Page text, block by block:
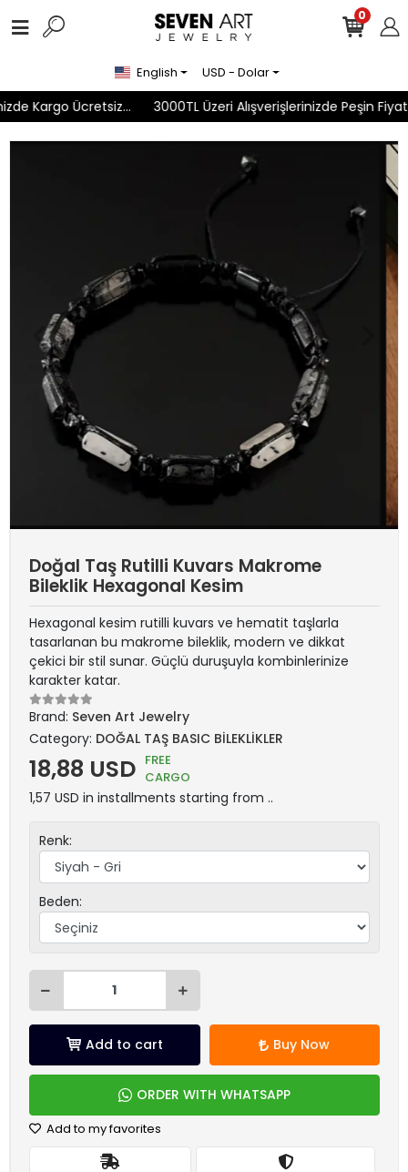
Kargo Ücretsiz... 3000TL Üzeri Alışverişlerinizde Peşin
0
English USD - Dolar
Doğal Taş Rutilli Kuvars Makrome
Bileklik Hexagonal Kesim
Hexagonal kesim rutilli kuvars ve hematit taşlarla
tasarlanan bu makrome bileklik, modern ve dikkat
çekici bir stil sunar. Güçlü duruşuyla kombinlerinize
karakter katar.
Brand: Seven Art Jewelry
Category: DOĞAL TAŞ BASIC BİLEKLİKLER
18,88 USD FREE
CARGO
1,57 USD in installments starting from ..
Renk:
Beden:
Add to cart Buy Now
ORDER WITH WHATSAPP
Add to my favorites